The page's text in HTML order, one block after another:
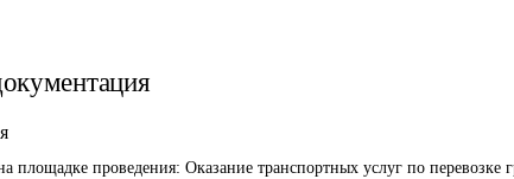
площадке проведения: Оказание транспортных услуг по перевозке